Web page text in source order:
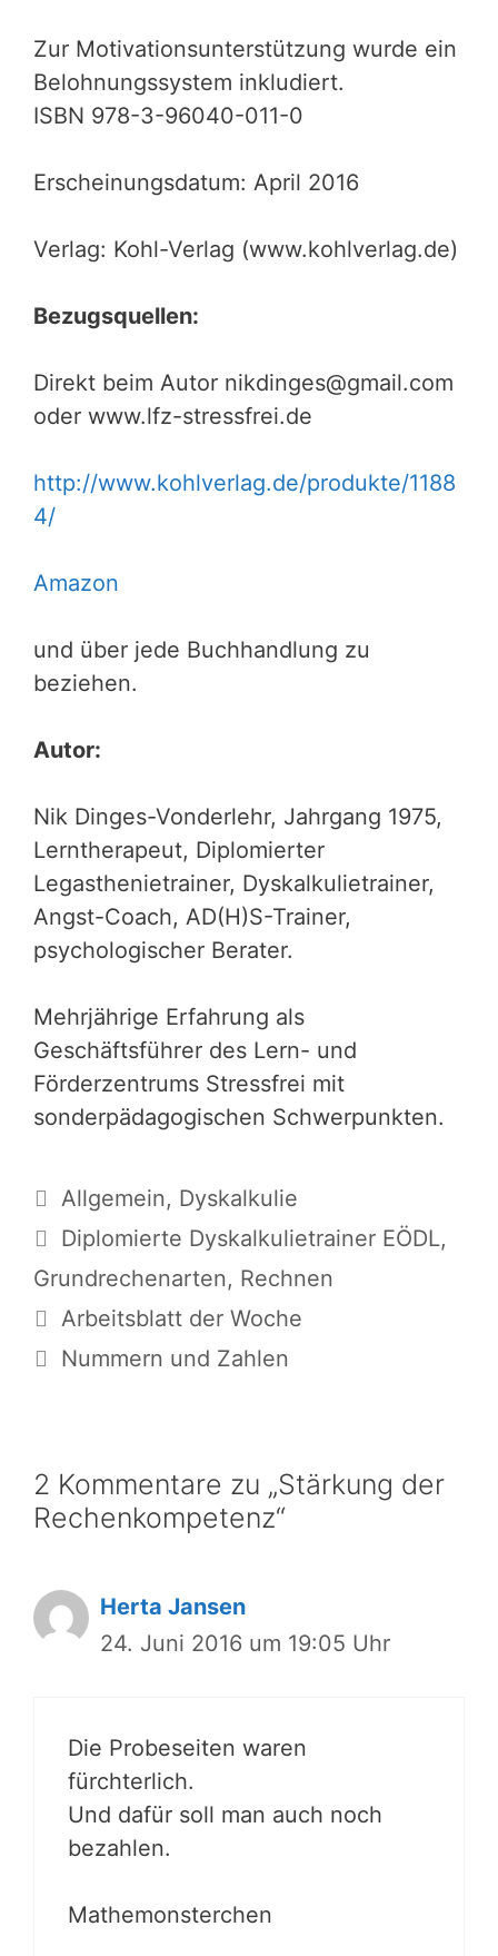
Zur Motivationsunterstützung wurde ein
Belohnungssystem inkludiert.
ISBN 978-3-96040-011-0
Erscheinungsdatum: April 2016
Verlag: Kohl-Verlag (www.kohlverlag.de)
Bezugsquellen:
Direkt beim Autor nikdinges@gmail.com
oder www.lfz-stressfrei.de
http://www.kohlverlag.de/produkte/1188
4/
Amazon
und über jede Buchhandlung zu
beziehen.
Autor:
Nik Dinges-Vonderlehr, Jahrgang 1975,
Lerntherapeut, Diplomierter
Legasthenietrainer, Dyskalkulietrainer,
Angst-Coach, AD(H)S-Trainer,
psychologischer Berater.
Mehrjährige Erfahrung als
Geschäftsführer des Lern- und
Förderzentrums Stressfrei mit
sonderpädagogischen Schwerpunkten.
Kategorien
Allgemein, Dyskalkulie
Schlagwörter
Diplomierte Dyskalkulietrainer EÖDL,
Grundrechenarten, Rechnen
Arbeitsblatt der Woche
Nummern und Zahlen
2 Kommentare zu „Stärkung der
Rechenkompetenz“
Herta Jansen
24. Juni 2016 um 19:05 Uhr
Die Probeseiten waren
fürchterlich.
Und dafür soll man auch noch
bezahlen.
Mathemonsterchen